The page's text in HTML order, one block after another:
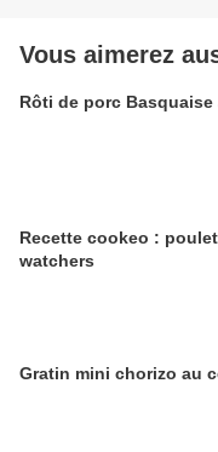
Vous aimerez
Rôti de porc Basquaise
Recette cookeo :
watchers